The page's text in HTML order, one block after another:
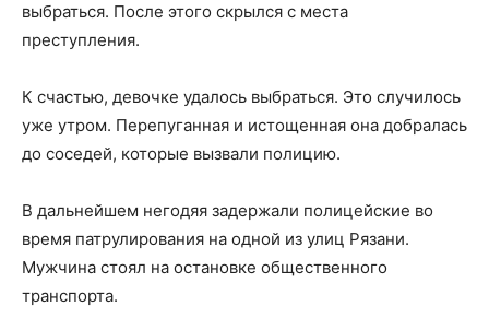
выбраться. После этого скрылся с места
преступления.
К счастью, девочке удалось выбраться. Это случилось
уже утром. Перепуганная и истощенная она добралась
до соседей, которые вызвали полицию.
В дальнейшем негодяя задержали полицейские во
время патрулирования на одной из улиц Рязани.
Мужчина стоял на остановке общественного
транспорта.